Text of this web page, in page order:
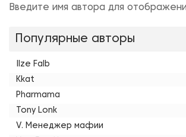
Введите имя автора для
Популярные авторы
Ilze Falb
Kkat
Pharmama
Tony Lonk
V. Менеджер мафии